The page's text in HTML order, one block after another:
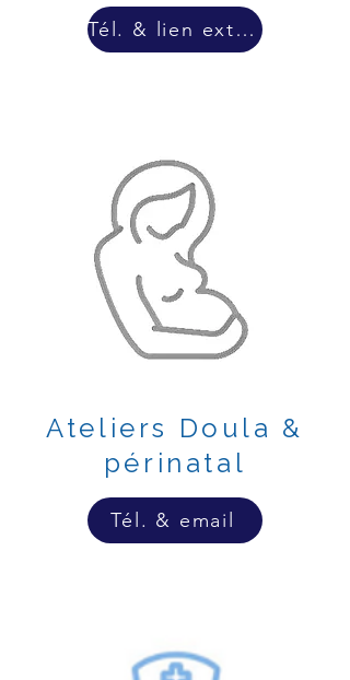
Tél. & lien externe
Ateliers Doula &
périnatal
Tél. & email